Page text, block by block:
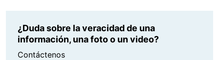
¿Duda sobre la veracidad de una
información, una foto o un video?
Contáctenos